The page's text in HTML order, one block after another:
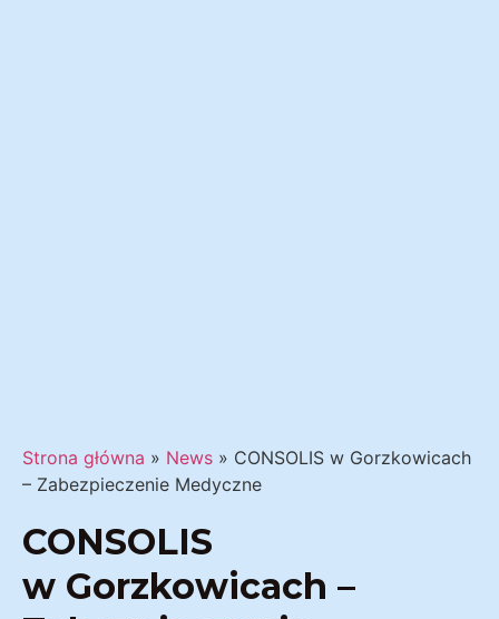
Strona główna » News » CONSOLIS w Gorzkowicach
– Zabezpieczenie Medyczne
CONSOLIS
w Gorzkowicach –